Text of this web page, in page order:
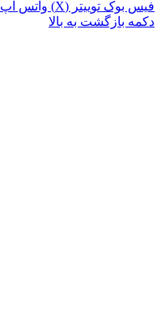
فیس بوک توییتر (X) واتس آپ
دکمه بازگشت به بالا